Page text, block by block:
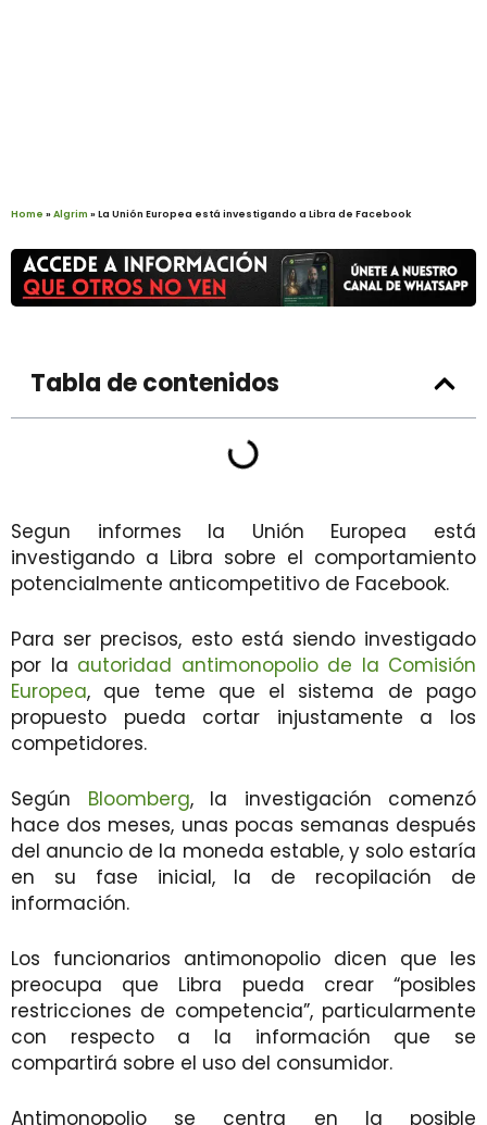
Home »Algrim »La Unión Europea está investigando a Libra de Facebook
Tabla de contenidos
Segun informes la Unión Europea está
investigando a Libra sobre el comportamiento
potencialmente anticompetitivo de Facebook.
Para ser precisos, esto está siendo investigado
por la autoridad antimonopolio de la Comisión
Europea, que teme que el sistema de pago
propuesto pueda cortar injustamente a los
competidores.
Según Bloomberg, la investigación comenzó
hace dos meses, unas pocas semanas después
del anuncio de la moneda estable, y solo estaría
en su fase inicial, la de recopilación de
información.
Los funcionarios antimonopolio dicen que les
preocupa que Libra pueda crear “posibles
restricciones de competencia”, particularmente
con respecto a la información que se
compartirá sobre el uso del consumidor.
Antimonopolio se centra en la posible